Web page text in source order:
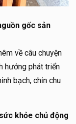
gốc sản
về câu chuyện
hướng phát triển
bạch, chỉn chu
khỏe chủ động